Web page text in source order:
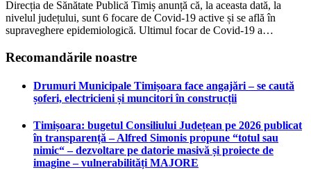
Direcția de Sănătate Publică Timiș anunță că, la aceasta dată, la
nivelul județului, sunt 6 focare de Covid-19 active și se află în
supraveghere epidemiologică. Ultimul focar de Covid-19 a…
Recomandările noastre
Drumuri Municipale Timișoara face angajări – se caută
șoferi, electricieni și muncitori în construcții
Timișoara: bugetul Consiliului Județean pe 2026 publicat
în transparență – Alfred Simonis propune “totul sau
nimic“ – dezvoltare pe datorie masivă și proiecte de
imagine – vulnerabilități MAJORE